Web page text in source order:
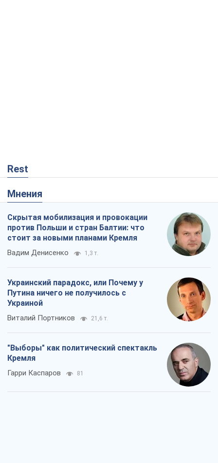
Rest
Мнения
Скрытая мобилизация и провокации
против Польши и стран Балтии: что
стоит за новыми планами Кремля
Вадим Денисенко 1,3 т.
Украинский парадокс, или Почему у
Путина ничего не получилось с
Украиной
Виталий Портников 21,6 т.
"Выборы" как политический спектакль
Кремля
Гарри Каспаров 81